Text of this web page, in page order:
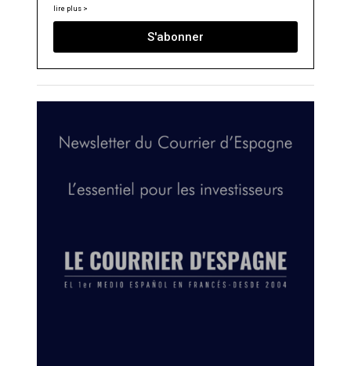
lire plus >
S'abonner